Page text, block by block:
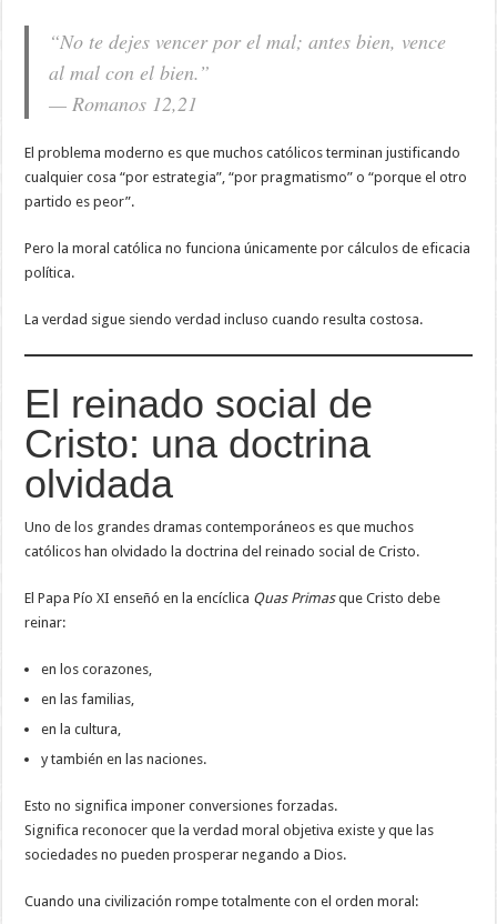
“No te dejes vencer por el mal; antes bien, vence
al mal con el bien.”
— Romanos 12,21
El problema moderno es que muchos católicos terminan justificando
cualquier cosa “por estrategia”, “por pragmatismo” o “porque el otro
partido es peor”.
Pero la moral católica no funciona únicamente por cálculos de eficacia
política.
La verdad sigue siendo verdad incluso cuando resulta costosa.
El reinado social de
Cristo: una doctrina
olvidada
Uno de los grandes dramas contemporáneos es que muchos
católicos han olvidado la doctrina del reinado social de Cristo.
El Papa Pío XI enseñó en la encíclica Quas Primasque Cristo debe
reinar:
en los corazones,
en las familias,
en la cultura,
y también en las naciones.
Esto no significa imponer conversiones forzadas.
Significa reconocer que la verdad moral objetiva existe y que las
sociedades no pueden prosperar negando a Dios.
Cuando una civilización rompe totalmente con el orden moral: